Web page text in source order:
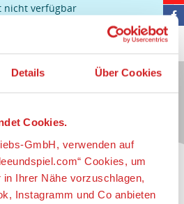
Details Über Cookies
Cookies.
GmbH, verwenden auf
Cookies, um
Ihrer Nähe vorzuschlagen,
Instagramm und Co anbieten
nicht verfügbar
Laufenden...
anmelden und
spannendeNeuheiten,
, limitierte
Exklusivartikel
immer als erster
sein.